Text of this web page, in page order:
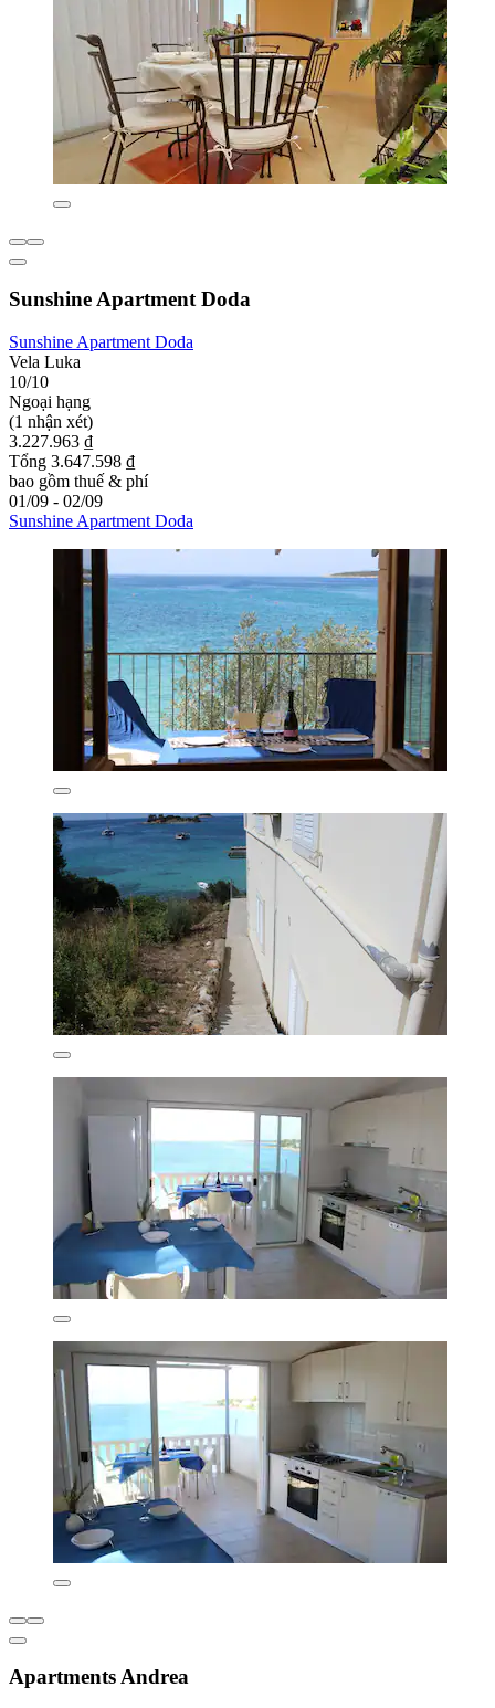
Sunshine Apartment Doda
Sunshine Apartment Doda
Vela Luka
10/10
Ngoại hạng
(1 nhận xét)
3.227.963 ₫
Tổng 3.647.598 ₫
bao gồm thuế & phí
01/09 - 02/09
Sunshine Apartment Doda
Apartments Andrea